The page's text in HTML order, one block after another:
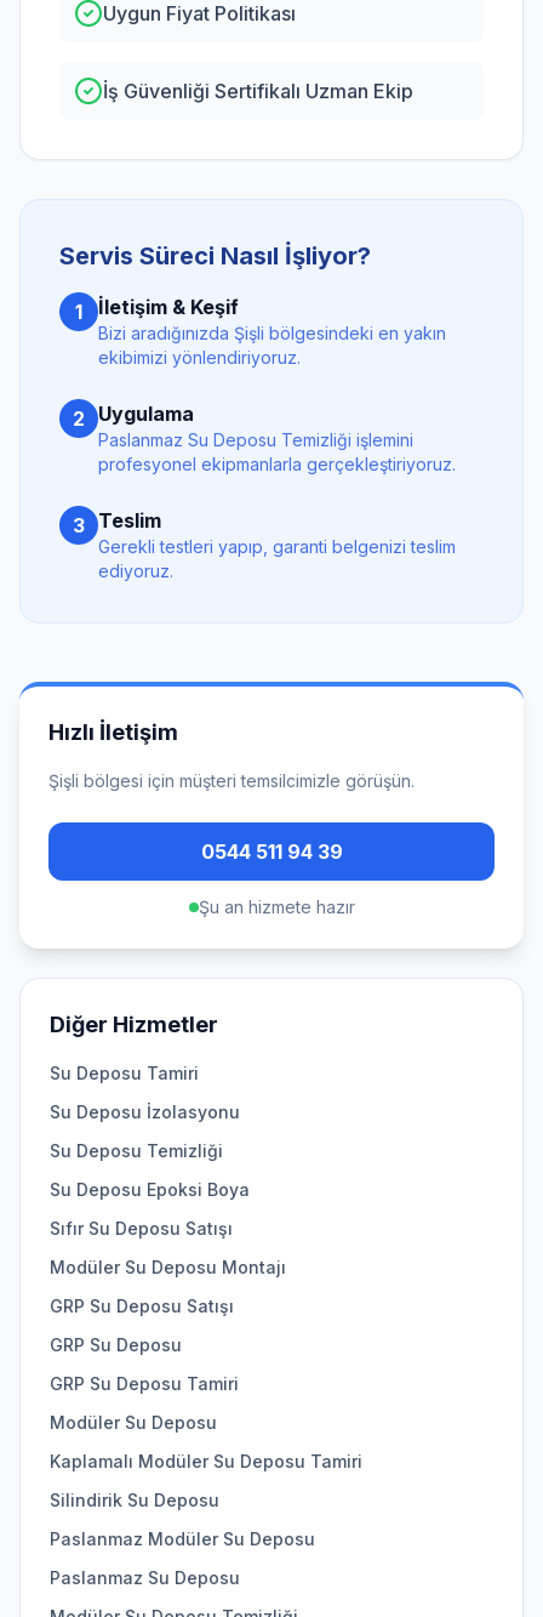
Uygun Fiyat Politikası
İş Güvenliği Sertifikalı Uzman Ekip
Servis Süreci Nasıl İşliyor?
1 İletişim & Keşif
Bizi aradığınızda Şişli bölgesindeki en yakın
ekibimizi yönlendiriyoruz.
2 Uygulama
Paslanmaz Su Deposu Temizliği işlemini
profesyonel ekipmanlarla gerçekleştiriyoruz.
3 Teslim
Gerekli testleri yapıp, garanti belgenizi teslim
ediyoruz.
Hızlı İletişim
Şişli bölgesi için müşteri temsilcimizle görüşün.
0544 511 94 39
Şu an hizmete hazır
Diğer Hizmetler
Su Deposu Tamiri
Su Deposu İzolasyonu
Su Deposu Temizliği
Su Deposu Epoksi Boya
Sıfır Su Deposu Satışı
Modüler Su Deposu Montajı
GRP Su Deposu Satışı
GRP Su Deposu
GRP Su Deposu Tamiri
Modüler Su Deposu
Kaplamalı Modüler Su Deposu Tamiri
Silindirik Su Deposu
Paslanmaz Modüler Su Deposu
Paslanmaz Su Deposu